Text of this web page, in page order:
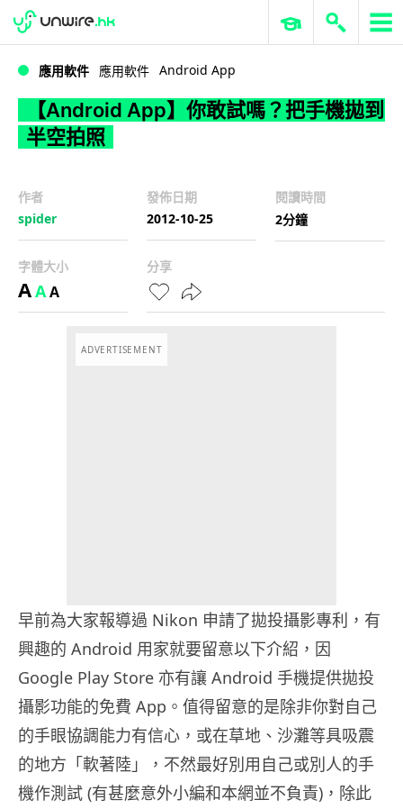
WWDC 2026 ERP 與商業 AI
應用軟件 應用軟件 Android App
【Android App】你敢試嗎？把手機拋到
半空拍照
作者
spider
發佈日期
2012-10-25
閱讀時間
2分鐘
字體大小
AAA
分享
ADVERTISEMENT
早前為大家報導過 Nikon 申請了拋投攝影專利，有
興趣的 Android 用家就要留意以下介紹，因
Google Play Store 亦有讓 Android 手機提供拋投
攝影功能的免費 App。值得留意的是除非你對自己
的手眼協調能力有信心，或在草地、沙灘等具吸震
的地方「軟著陸」，不然最好別用自己或別人的手
機作測試 (有甚麼意外小編和本網並不負責)，除此